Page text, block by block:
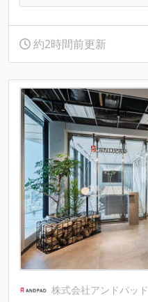
約2時間前更新
株式会社アンドパッド